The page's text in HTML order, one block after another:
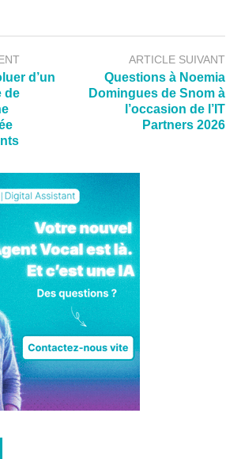
d’un
de
ARTICLE SUIVANT
Questions à Noemia
Domingues de Snom à
l’occasion de l’IT
Partners 2026